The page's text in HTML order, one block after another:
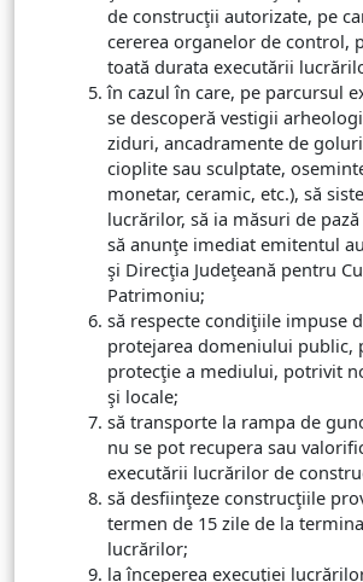
de construcţii autorizate, pe
cererea organelor de control,
toată durata executării
în cazul în care, pe parcursul
se descoperă vestigii
ziduri, ancadramente de
cioplite sau sculptate,
monetar, ceramic, etc.), să
lucrărilor, să ia măsuri de
să anunţe imediat emitentul
şi Direcţia Judeţeană pentru
Patrimoniu;
să respecte condiţiile impuse
protejarea domeniului public,
protecţie a mediului, potrivit
şi locale;
să transporte la rampa de
nu se pot recupera sau
executării lucrărilor de
să desfiinţeze construcţiile
termen de 15 zile de la
lucrărilor;
la începerea execuţiei